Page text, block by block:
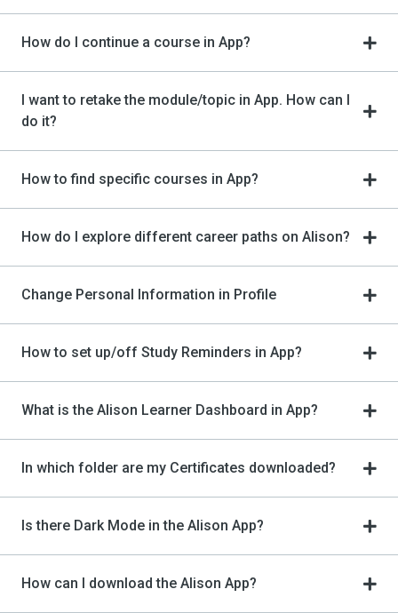
How do I continue a course in App?
I want to retake the module/topic in App. How can I
do it?
How to find specific courses in App?
How do I explore different career paths on Alison?
Change Personal Information in Profile
How to set up/off Study Reminders in App?
What is the Alison Learner Dashboard in App?
In which folder are my Certificates downloaded?
Is there Dark Mode in the Alison App?
How can I download the Alison App?